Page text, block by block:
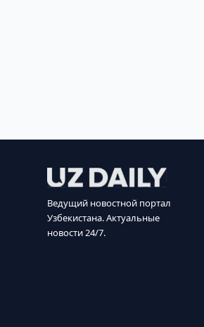
Ведущий новостной портал
Узбекистана. Актуальные
новости 24/7.